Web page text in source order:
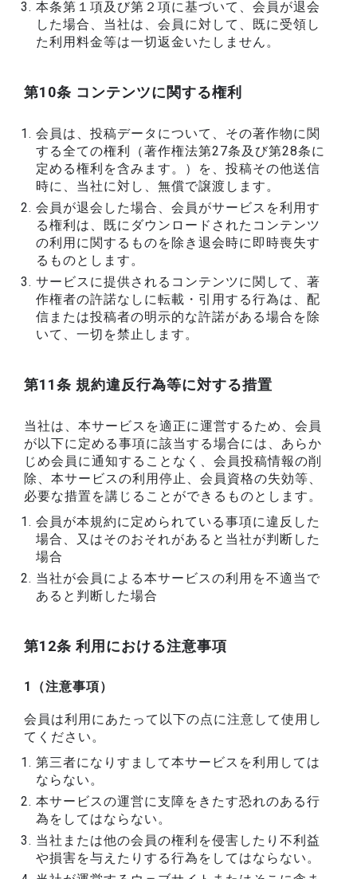
本条第１項及び第２項に基づいて、会員が退会
した場合、当社は、会員に対して、既に受領し
た利用料金等は一切返金いたしません。
第10条 コンテンツに関する権利
会員は、投稿データについて、その著作物に関
する全ての権利（著作権法第27条及び第28条に
定める権利を含みます。）を、投稿その他送信
時に、当社に対し、無償で譲渡します。
会員が退会した場合、会員がサービスを利用す
る権利は、既にダウンロードされたコンテンツ
の利用に関するものを除き退会時に即時喪失す
るものとします。
サービスに提供されるコンテンツに関して、著
作権者の許諾なしに転載・引用する行為は、配
信または投稿者の明示的な許諾がある場合を除
いて、一切を禁止します。
第11条 規約違反行為等に対する措置
当社は、本サービスを適正に運営するため、会員
が以下に定める事項に該当する場合には、あらか
じめ会員に通知することなく、会員投稿情報の削
除、本サービスの利用停止、会員資格の失効等、
必要な措置を講じることができるものとします。
会員が本規約に定められている事項に違反した
場合、又はそのおそれがあると当社が判断した
場合
当社が会員による本サービスの利用を不適当で
あると判断した場合
第12条 利用における注意事項
1（注意事項）
会員は利用にあたって以下の点に注意して使用し
てください。
第三者になりすまして本サービスを利用しては
ならない。
本サービスの運営に支障をきたす恐れのある行
為をしてはならない。
当社または他の会員の権利を侵害したり不利益
や損害を与えたりする行為をしてはならない。